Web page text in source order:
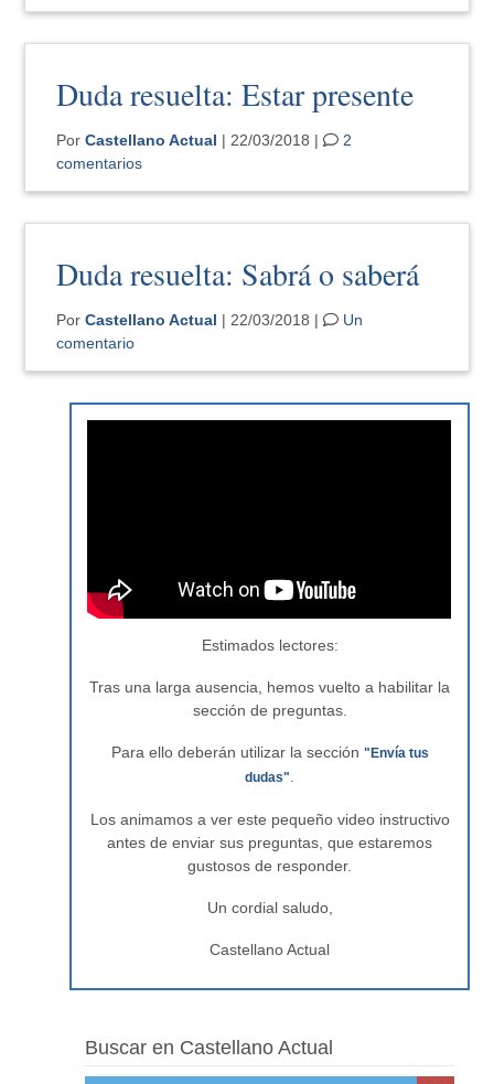
Duda resuelta: Estar presente
PorCastellano Actual | 22/03/2018 |
2
comentarios
Duda resuelta: Sabrá o saberá
PorCastellano Actual | 22/03/2018 |
Un
comentario
Estimados lectores:
Tras una larga ausencia, hemos vuelto a habilitar la
sección de preguntas.
Para ello deberán utilizar la sección "Envía tus
dudas"
Los animamos a ver este pequeño video instructivo
antes de enviar sus preguntas, que estaremos
gustosos de responder.
Un cordial saludo,
Castellano Actual
Buscar en Castellano Actual